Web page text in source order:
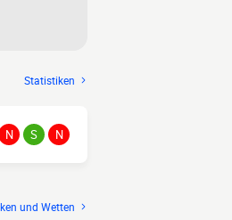
Statistiken
N S N
und Wetten